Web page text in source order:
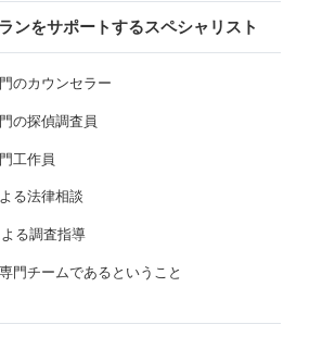
ンをサポートするスペシャリスト
のカウンセラー
の探偵調査員
工作員
る法律相談
る調査指導
門チームであるということ